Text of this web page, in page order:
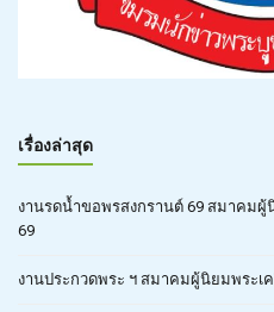
เรื่องล่าสุด
งานรดน้ำขอพรสงกรานต์ 69 สมาคมผู้
69
งานประกวดพระ ฯ สมาคมผู้นิยมพระเ